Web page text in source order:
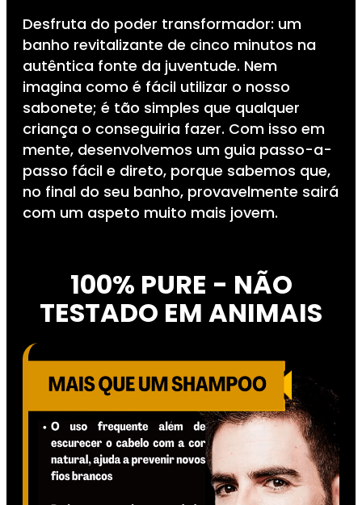
Desfruta do poder transformador: um
banho revitalizante de cinco minutos na
autêntica fonte da juventude. Nem
imagina como é fácil utilizar o nosso
sabonete; é tão simples que qualquer
criança o conseguiria fazer. Com isso em
mente, desenvolvemos um guia passo-a-
passo fácil e direto, porque sabemos que,
no final do seu banho, provavelmente sairá
com um aspeto muito mais jovem.
100% PURE - NÃO
TESTADO EM ANIMAIS